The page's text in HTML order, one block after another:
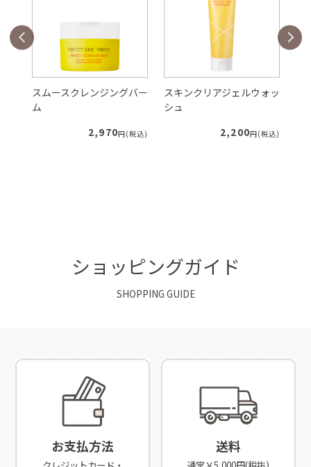
スムースクレンジングバー
ム
2,970円(税込)
スキンクリアジェルウォッ
シュ
2,200円(税込)
ショッピングガイド
SHOPPING GUIDE
お支払方法 送料